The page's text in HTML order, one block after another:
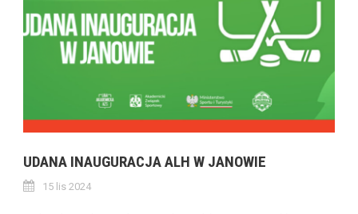
UDANA INAUGURACJA ALH W JANOWIE
15 lis 2024